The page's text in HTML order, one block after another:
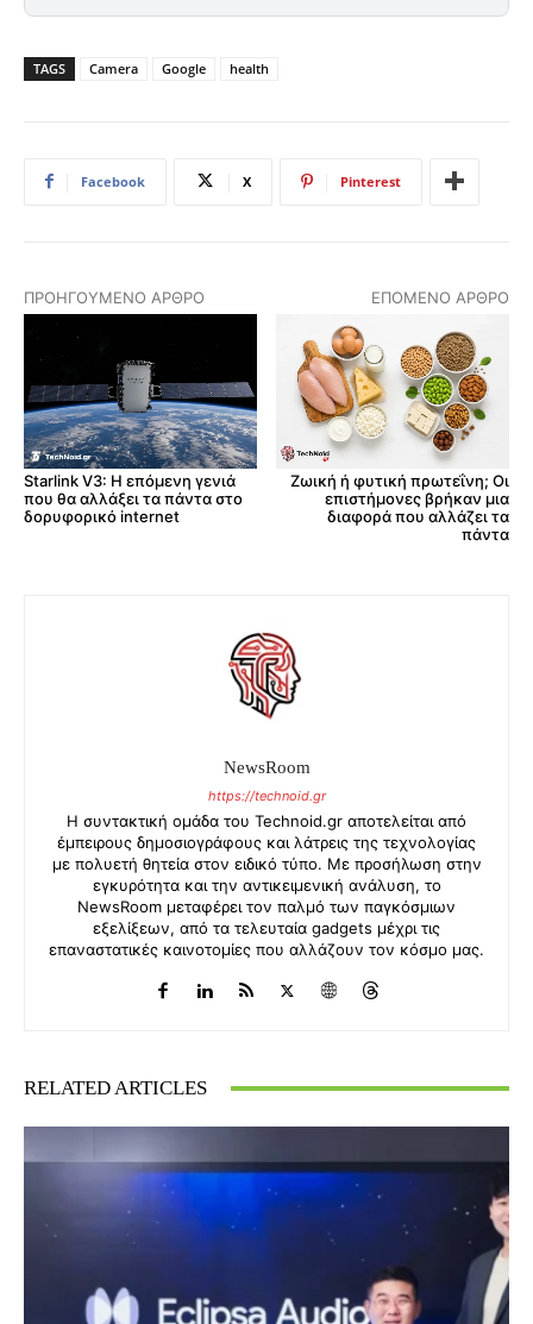
TAGS Camera Google health
Facebook X Pinterest
ΠΡΟΗΓΟΎΜΕΝΟ ΆΡΘΡΟ
Starlink V3: Η επόμενη γενιά
που θα αλλάξει τα πάντα στο
δορυφορικό internet
ΕΠΌΜΕΝΟ ΆΡΘΡΟ
Ζωική ή φυτική πρωτεΐνη; Οι
επιστήμονες βρήκαν μια
διαφορά που αλλάζει τα
πάντα
NewsRoom
https://technoid.gr
Η συντακτική ομάδα του Technoid.gr αποτελείται από
έμπειρους δημοσιογράφους και λάτρεις της τεχνολογίας
με πολυετή θητεία στον ειδικό τύπο. Με προσήλωση στην
εγκυρότητα και την αντικειμενική ανάλυση, το
NewsRoom μεταφέρει τον παλμό των παγκόσμιων
εξελίξεων, από τα τελευταία gadgets μέχρι τις
επαναστατικές καινοτομίες που αλλάζουν τον κόσμο μας.
RELATED ARTICLES